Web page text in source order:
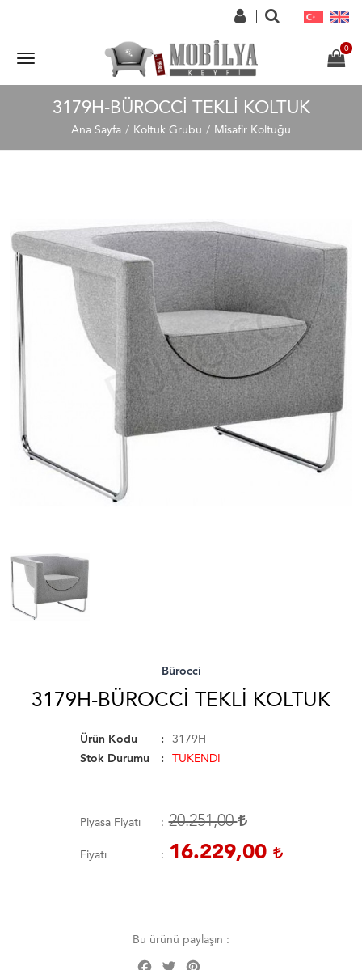
3179H-BÜROCCI TEKLI KOLTUK
Ana Sayfa Koltuk Grubu Misafir Koltuğu
Bürocci
3179H-BÜROCCI TEKLI KOLTUK
Ürün Kodu
3179H
Stok Durumu
TÜKENDİ
Piyasa Fiyatı 20.251,00
Fiyatı 16.229,00
Bu ürünü paylaşın :
Facebook
Twitter